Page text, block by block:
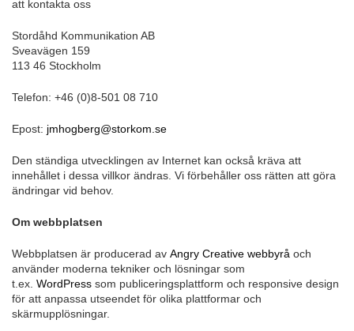
att kontakta oss
Stordåhd Kommunikation AB
Sveavägen 159
113 46 Stockholm
Telefon: +46 (0)8-501 08 710
Epost: jmhogberg@storkom.se
Den ständiga utvecklingen av Internet kan också kräva att
innehållet i dessa villkor ändras. Vi förbehåller oss rätten att göra
ändringar vid behov.
Om webbplatsen
Webbplatsen är producerad av Angry Creative webbyrå och
använder moderna tekniker och lösningar som
t.ex. WordPress som publiceringsplattform och responsive design
för att anpassa utseendet för olika plattformar och
skärmupplösningar.